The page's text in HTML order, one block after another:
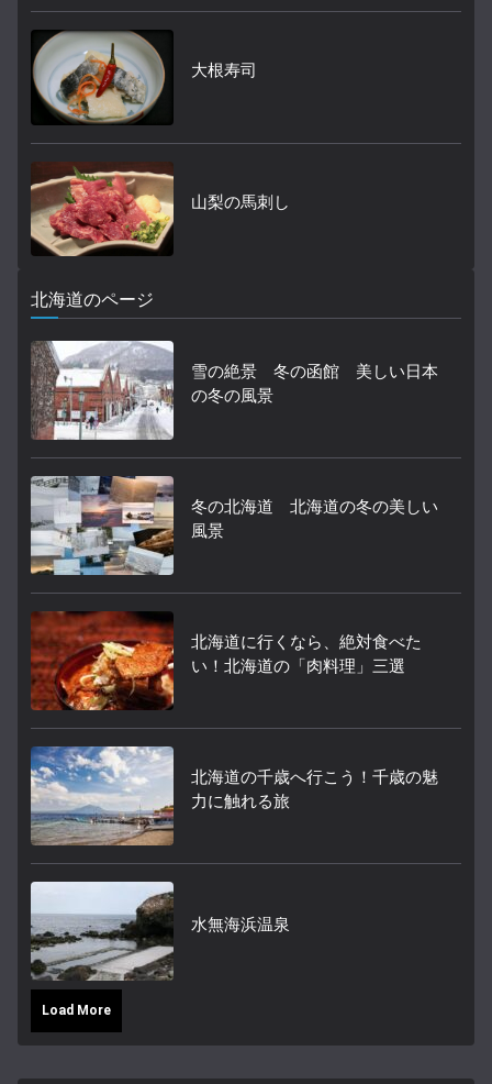
大根寿司
山梨の馬刺し
北海道のページ
雪の絶景 冬の函館 美しい日本
の冬の風景
冬の北海道 北海道の冬の美しい
風景
北海道に行くなら、絶対食べた
い！北海道の「肉料理」三選
北海道の千歳へ行こう！千歳の魅
力に触れる旅
水無海浜温泉
Load More